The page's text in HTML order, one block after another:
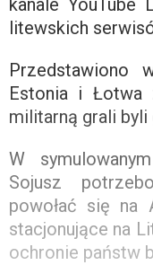
kanale YouTube
litewskich
Przedstawiono
Estonia i Łotwa
militarną grali byli
W
Sojusz
powołać się na
stacjonujące na
ochronie państw